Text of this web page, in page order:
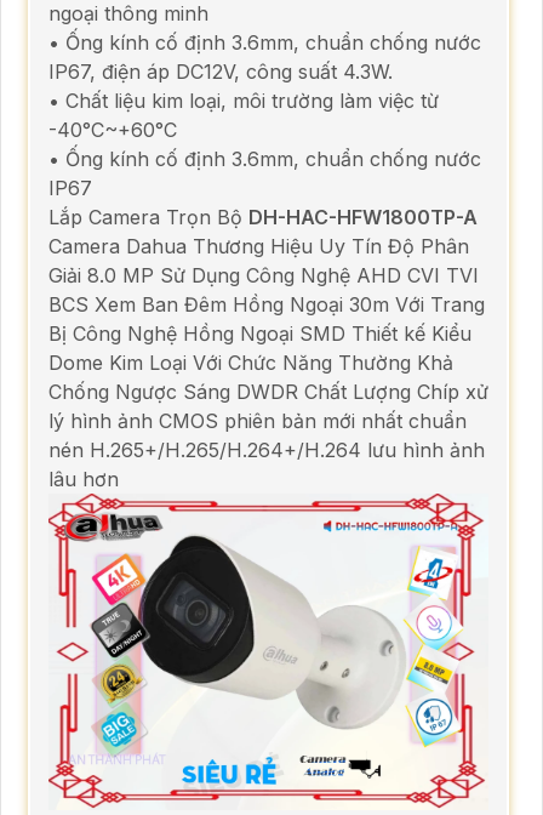
ngoại thông minh
• Ống kính cố định 3.6mm, chuẩn chống nước
IP67, điện áp DC12V, công suất 4.3W.
• Chất liệu kim loại, môi trường làm việc từ
-40°C~+60°C
• Ống kính cố định 3.6mm, chuẩn chống nước
IP67
Lắp Camera Trọn Bộ DH-HAC-HFW1800TP-A
Camera Dahua Thương Hiệu Uy Tín Độ Phân
Giải 8.0 MP Sử Dụng Công Nghệ AHD CVI TVI
BCS Xem Ban Đêm Hồng Ngoại 30m Với Trang
Bị Công Nghệ Hồng Ngoại SMD Thiết kế Kiểu
Dome Kim Loại Với Chức Năng Thường Khả
Chống Ngược Sáng DWDR Chất Lượng Chíp xử
lý hình ảnh CMOS phiên bản mới nhất chuẩn
nén H.265+/H.265/H.264+/H.264 lưu hình ảnh
lâu hơn